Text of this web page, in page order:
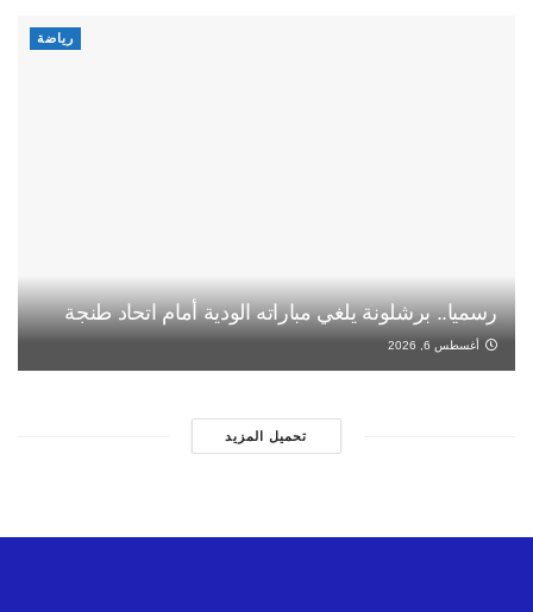
رياضة
رسميا.. برشلونة يلغي مباراته الودية أمام اتحاد طنجة
أغسطس 6, 2026
تحميل المزيد